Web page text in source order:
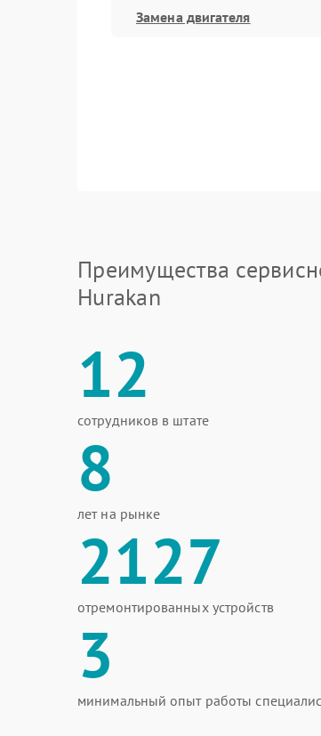
Замена двигателя
Преимущества
Hurakan
12
сотрудников в штате
8
лет на рынке
2127
отремонтированных устройств
3
минимальный опыт работы